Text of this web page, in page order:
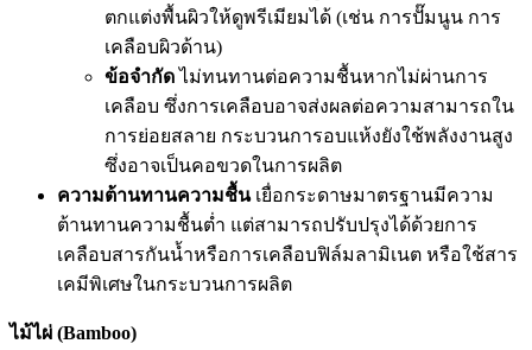
ตกแต่งพื้นผิวให้ดูพรีเมียมได้ (เช่น การปั๊มนูน การ
เคลือบผิวด้าน)
ข้อจำกัดไม่ทนทานต่อความชื้นหากไม่ผ่านการ
เคลือบ ซึ่งการเคลือบอาจส่งผลต่อความสามารถใน
การย่อยสลาย กระบวนการอบแห้งยังใช้พลังงานสูง
ซึ่งอาจเป็นคอขวดในการผลิต
ความต้านทานความชื้นเยื่อกระดาษมาตรฐานมีความ
ต้านทานความชื้นต่ำ แต่สามารถปรับปรุงได้ด้วยการ
เคลือบสารกันน้ำหรือการเคลือบฟิล์มลามิเนต หรือใช้สาร
เคมีพิเศษในกระบวนการผลิต
ไม้ไผ่ (Bamboo)